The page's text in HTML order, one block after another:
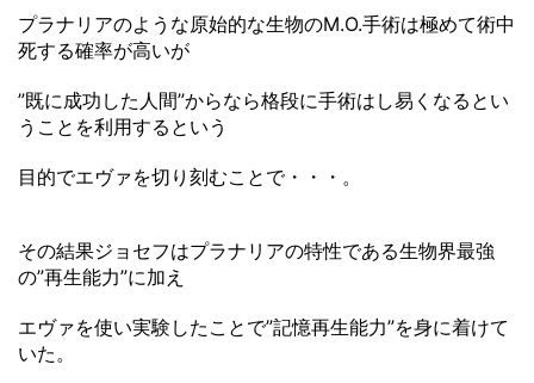
プラナリアのような原始的な生物のM.O.手術は極めて術中
死する確率が高いが
”既に成功した人間”からなら格段に手術はし易くなるとい
うことを利用するという
目的でエヴァを切り刻むことで・・・。
その結果ジョセフはプラナリアの特性である生物界最強
の”再生能力”に加え
エヴァを使い実験したことで”記憶再生能力”を身に着けて
いた。